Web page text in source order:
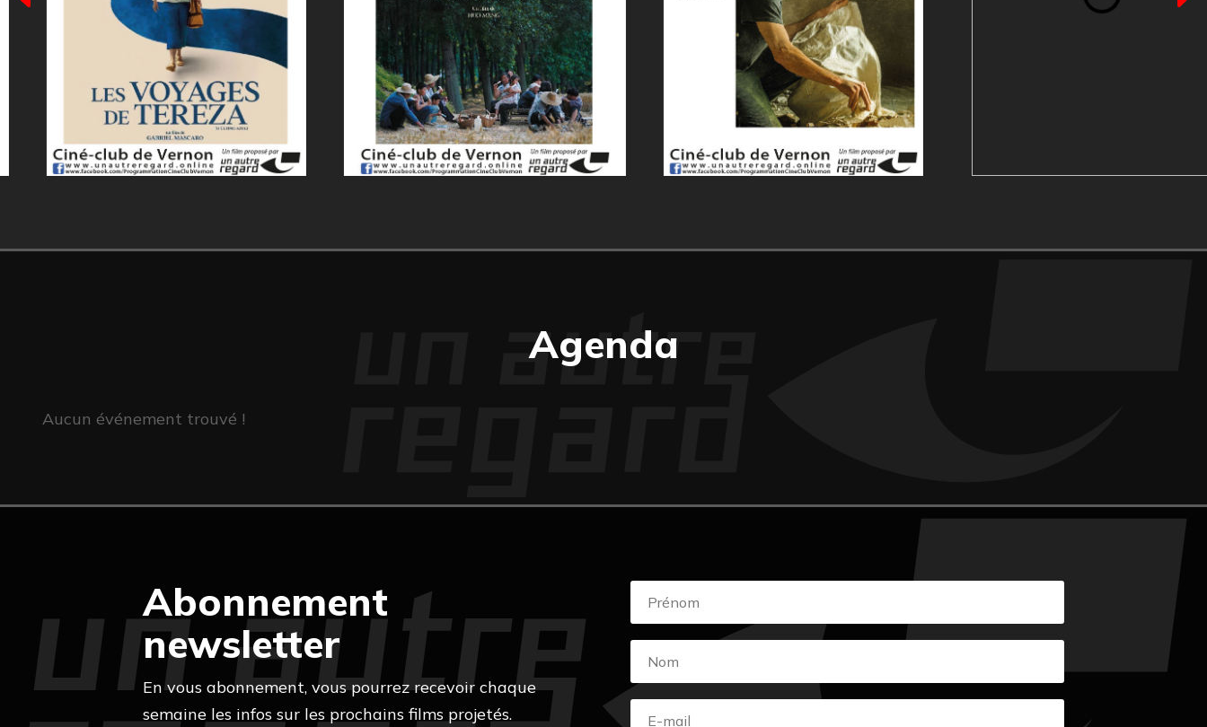
Agenda
Aucun événement trouvé !
Abonnement
newsletter
En vous abonnement, vous pourrez recevoir chaque
semaine les infos sur les prochains films projetés.